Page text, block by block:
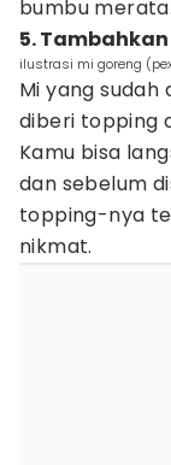
bumbu merata.
5.
ilustrasi mi goreng
Mi yang sudah
diberi topping
Kamu bisa
dan sebelum
topping-nya
nikmat.